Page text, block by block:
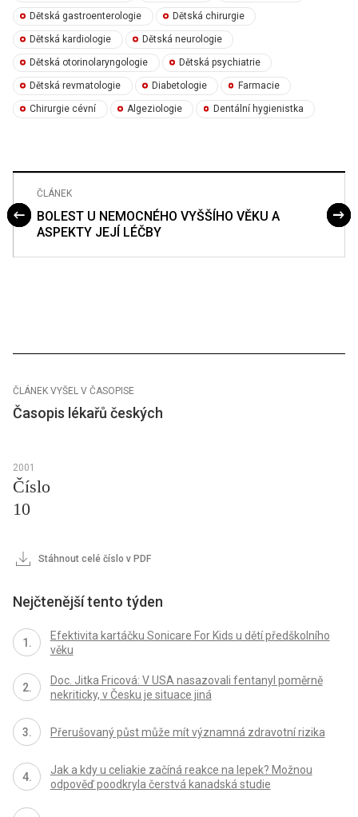
Dětská gastroenterologie Dětská chirurgie
Dětská kardiologie Dětská neurologie
Dětská otorinolaryngologie Dětská psychiatrie
Dětská revmatologie Diabetologie Farmacie
Chirurgie cévní Algeziologie Dentální hygienistka
ČLÁNEK
BOLEST U NEMOCNÉHO VYŠŠÍHO VĚKU A
ASPEKTY JEJÍ LÉČBY
ČLÁNEK VYŠEL V ČASOPISE
Časopis lékařů českých
2001
Číslo
10
Stáhnout celé číslo v PDF
Nejčtenější tento týden
Efektivita kartáčku Sonicare For Kids u dětí předškolního
věku
Doc. Jitka Fricová: V USA nasazovali fentanyl poměrně
nekriticky, v Česku je situace jiná
Přerušovaný půst může mít významná zdravotní rizika
Jak a kdy u celiakie začíná reakce na lepek? Možnou
odpověď poodkryla čerstvá kanadská studie